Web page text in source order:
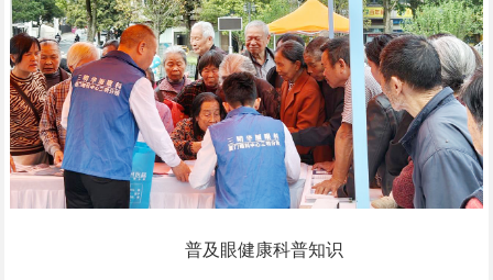
普及眼健康科普知识